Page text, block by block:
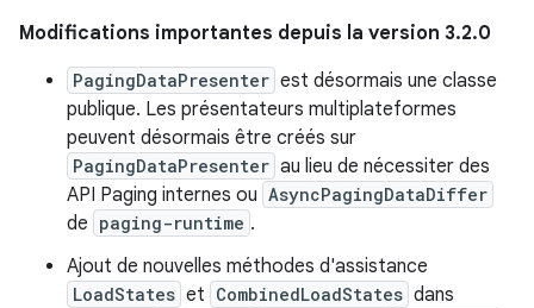
Modifications importantes depuis la version 3.2.0
PagingDataPresenter est désormais une classe
publique. Les présentateurs multiplateformes
peuvent désormais être créés sur
PagingDataPresenter au lieu de nécessiter des
API Paging internes ou AsyncPagingDataDiffer
de paging-runtime .
Ajout de nouvelles méthodes d'assistance
LoadStates et CombinedLoadStates dans